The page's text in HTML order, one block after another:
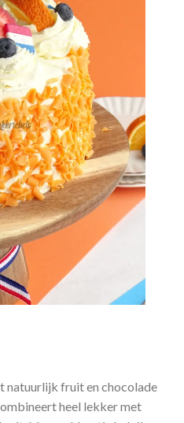
natuurlijk fruit en chocolade
heel lekker met